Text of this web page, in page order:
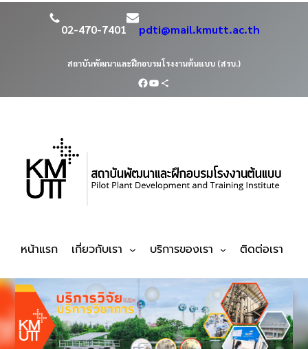
02-470-7401 pdti@mail.kmutt.ac.th
สถาบันพัฒนาและฝึกอบรมโรงงานต้นแบบ (สรบ.)
หน้าแรก เกี่ยวกับเรา บริการของเรา ติดต่อเรา